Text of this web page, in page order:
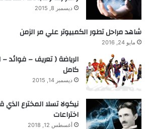
ديسمبر 8, 2015
شاهد مراحل تطور الكمبيوتر علي مر الزمن
مايو 24, 2016
الرياضة ( تعريف – فوائد
كامل
ديسمبر 14, 2015
اختراعات
أغسطس 12, 2018